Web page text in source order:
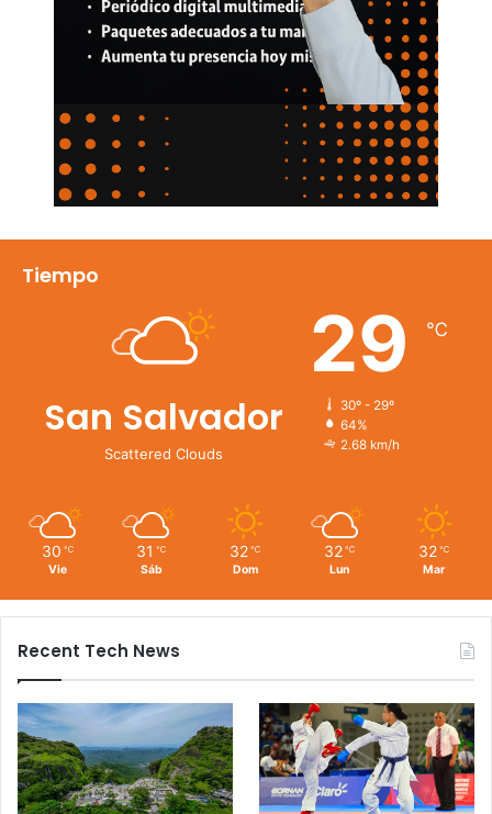
Tiempo
San Salvador
Scattered Clouds
29 ℃
30º - 29º
64%
2.68 km/h
30 ℃
Vie
31 ℃
Sáb
32 ℃
Dom
32 ℃
Lun
32 ℃
Mar
Recent Tech News